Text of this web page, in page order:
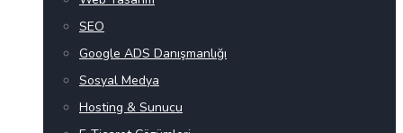
SEO
Google ADS Danışmanlığı
Sosyal Medya
Hosting & Sunucu